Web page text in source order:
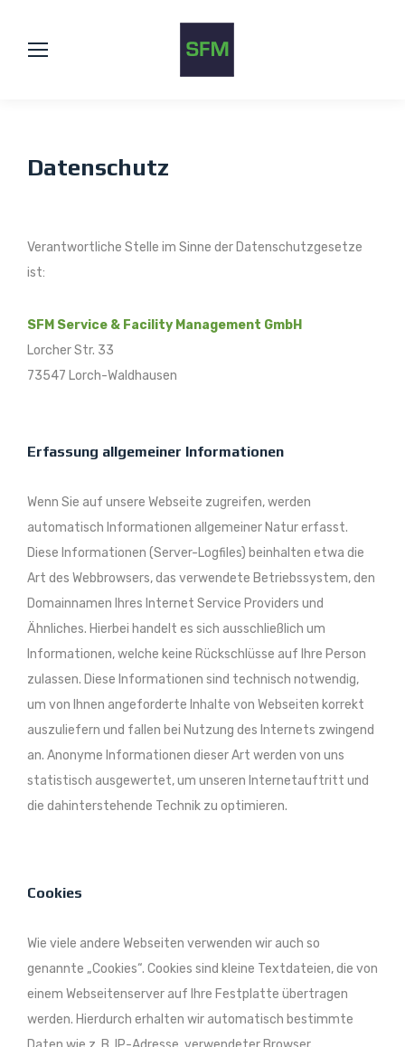
Datenschutz
Verantwortliche Stelle im Sinne der Datenschutzgesetze
ist:
SFM Service & Facility Management GmbH
Lorcher Str. 33
73547 Lorch-Waldhausen
Erfassung allgemeiner Informationen
Wenn Sie auf unsere Webseite zugreifen, werden
automatisch Informationen allgemeiner Natur erfasst.
Diese Informationen (Server-Logfiles) beinhalten etwa die
Art des Webbrowsers, das verwendete Betriebssystem, den
Domainnamen Ihres Internet Service Providers und
Ähnliches. Hierbei handelt es sich ausschließlich um
Informationen, welche keine Rückschlüsse auf Ihre Person
zulassen. Diese Informationen sind technisch notwendig,
um von Ihnen angeforderte Inhalte von Webseiten korrekt
auszuliefern und fallen bei Nutzung des Internets zwingend
an. Anonyme Informationen dieser Art werden von uns
statistisch ausgewertet, um unseren Internetauftritt und
die dahinterstehende Technik zu optimieren.
Cookies
Wie viele andere Webseiten verwenden wir auch so
genannte „Cookies“. Cookies sind kleine Textdateien, die von
einem Webseitenserver auf Ihre Festplatte übertragen
werden. Hierdurch erhalten wir automatisch bestimmte